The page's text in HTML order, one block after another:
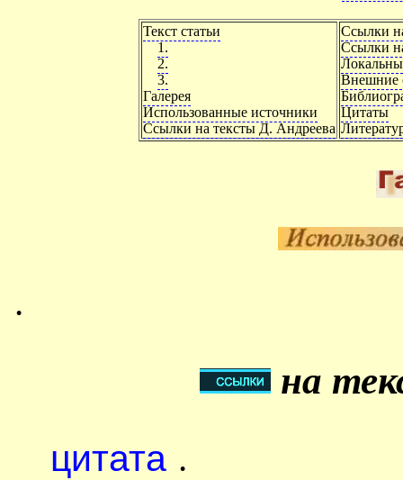
Текст статьи
1.
2.
3.
Галерея
Использованные источники
Ссылки на тексты Д. Андреева
Ссылки
Ссылки
Внешние
Цитаты
.
на
цитата .